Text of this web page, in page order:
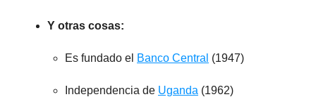
Y otras cosas:
Es fundado el Banco Central (1947)
Independencia de Uganda (1962)​